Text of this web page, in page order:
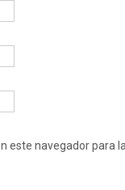
este navegador para